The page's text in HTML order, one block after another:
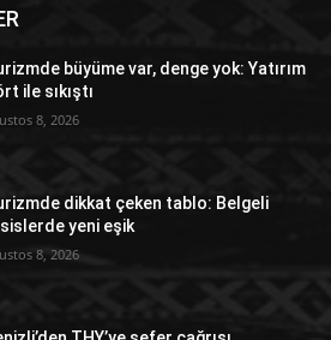
büyüme var, denge yok: Yatırım
ile sıkıştı
8, 2026
dikkat çeken tablo: Belgeli
yeni eşik
8, 2026